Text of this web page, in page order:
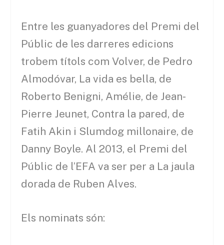
Entre les guanyadores del Premi del
Públic de les darreres edicions
trobem títols com Volver, de Pedro
Almodóvar, La vida es bella, de
Roberto Benigni, Amélie, de Jean-
Pierre Jeunet, Contra la pared, de
Fatih Akin i Slumdog millonaire, de
Danny Boyle. Al 2013, el Premi del
Públic de l’EFA va ser per a La jaula
dorada de Ruben Alves.
Els nominats són: